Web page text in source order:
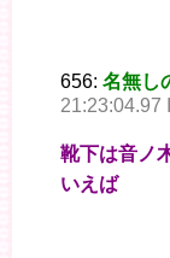
656: 名無し
21:23:04.97
靴下は音ノ
いえば